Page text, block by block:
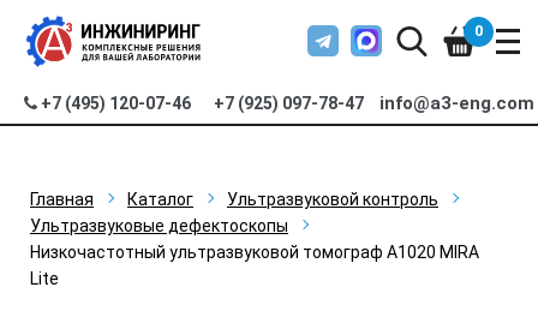
+7 (495) 120-07-46 +7 (925) 097-78-47 info@a3-eng.com
0
Главная Каталог
Ультразвуковой контроль
Ультразвуковые дефектоскопы
Низкочастотный ультразвуковой томограф A1020 MIRA
Lite